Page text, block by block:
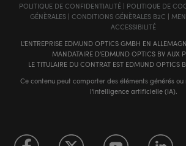
POLITIQUE DE CONFIDENTIALITÉ| POLITIQUE DE
GÉNÈRALES| CONDITIONS GÉNÈRALES B2C |
ACCESSIBILITÉ
L'ENTREPRISE EDMUND OPTICS GMBH EN
MANDATAIRE D'EDMUND OPTICS BV AUX
LE TITULAIRE DU CONTRAT EST EDMUND OPTICS
Ce contenu peut comporter des éléments générés
l'intelligence artificielle (IA).